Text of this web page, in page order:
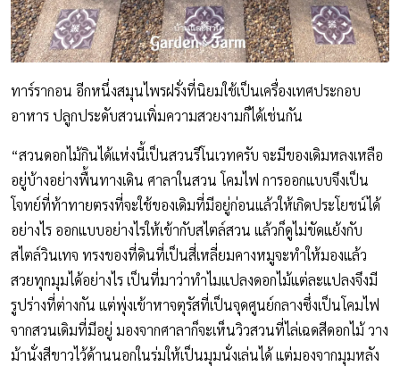
ทาร์รากอน อีกหนึ่งสมุนไพรฝรั่งที่นิยมใช้เป็นเครื่องเทศประกอบ
อาหาร ปลูกประดับสวนเพิ่มความสวยงามก็ได้เช่นกัน
“สวนดอกไม้กินได้แห่งนี้เป็นสวนรีโนเวทครับ จะมีของเดิมหลงเหลือ
อยู่บ้างอย่างพื้นทางเดิน ศาลาในสวน โคมไฟ การออกแบบจึงเป็น
โจทย์ที่ท้าทายตรงที่จะใช้ของเดิมที่มีอยู่ก่อนแล้วให้เกิดประโยชน์ได้
อย่างไร ออกแบบอย่างไรให้เข้ากับสไตล์สวน แล้วก็ดูไม่ขัดแย้งกับ
สไตล์วินเทจ ทรงของที่ดินที่เป็นสี่เหลี่ยมคางหมูจะทำให้มองแล้ว
สวยทุกมุมได้อย่างไร เป็นที่มาว่าทำไมแปลงดอกไม้แต่ละแปลงจึงมี
รูปร่างที่ต่างกัน แต่พุ่งเข้าหาจตุรัสที่เป็นจุดศูนย์กลางซึ่งเป็นโคมไฟ
จากสวนเดิมที่มีอยู่ มองจากศาลาก็จะเห็นวิวสวนที่ไล่เฉดสีดอกไม้ วาง
ม้านั่งสีขาวไว้ด้านนอกในร่มให้เป็นมุมนั่งเล่นได้ แต่มองจากมุมหลัง